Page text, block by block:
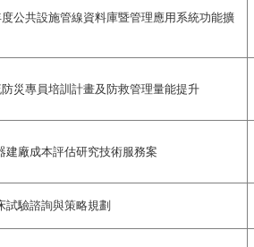
公共設施管線資料庫暨管理應用系統功能擴
災專員培訓計畫及防救管理量能提升
建廠成本評估研究技術服務案
試驗諮詢與策略規劃